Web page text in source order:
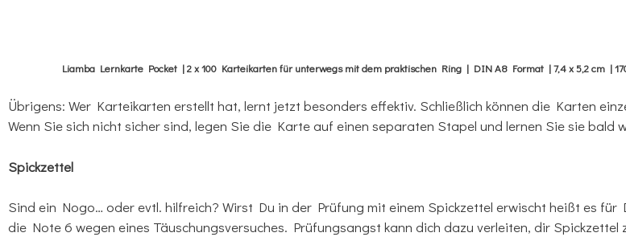
Liamba Lernkarte Pocket | 2 x 100 Karteikarten für unterwegs mit dem praktischen Ring | DIN A8 Format | 7,4 x 5,2 cm |
Übrigens: Wer Karteikarten erstellt hat, lernt jetzt besonders effektiv. Schließlich können die Karten
Wenn Sie sich nicht sicher sind, legen Sie die Karte auf einen separaten Stapel und lernen Sie sie bald
Spickzettel
Sind ein Nogo… oder evtl. hilfreich? Wirst Du in der Prüfung mit einem Spickzettel erwischt heißt es für
die Note 6 wegen eines Täuschungsversuches. Prüfungsangst kann dich dazu verleiten, dir